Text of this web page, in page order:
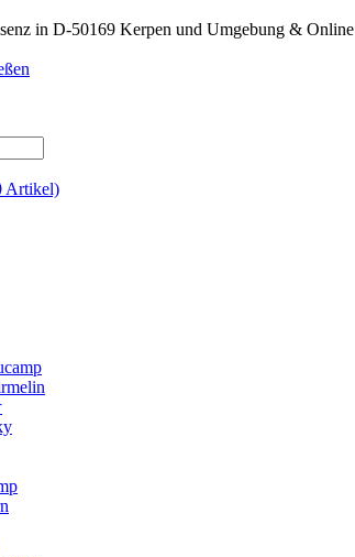
in D-50169 Kerpen und Umgebung & Online
Artikel)